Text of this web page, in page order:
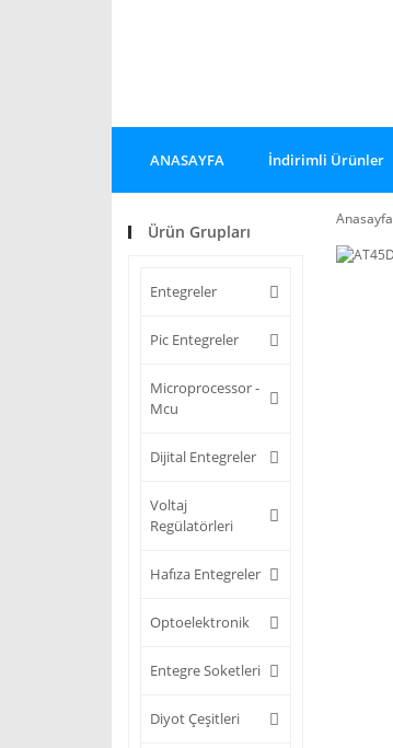
ANASAYFA İndirimli Ürünler
Ürün Grupları
Entegreler
Pic Entegreler
Microprocessor -
Mcu
Dijital Entegreler
Voltaj
Regülatörleri
Hafıza Entegreler
Optoelektronik
Entegre Soketleri
Diyot Çeşitleri
Anasayfa